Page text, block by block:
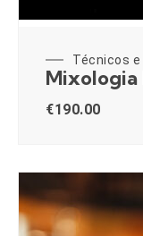
Técnicos
Mixologia
€190.00